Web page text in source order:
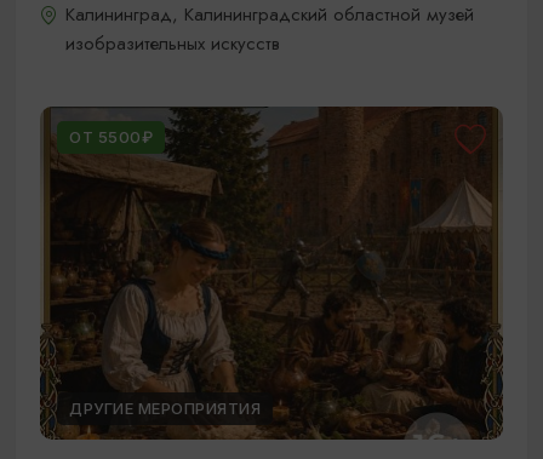
Калининград, Калининградский областной музей
изобразительных искусств
ОТ 5500₽
ДРУГИЕ МЕРОПРИЯТИЯ